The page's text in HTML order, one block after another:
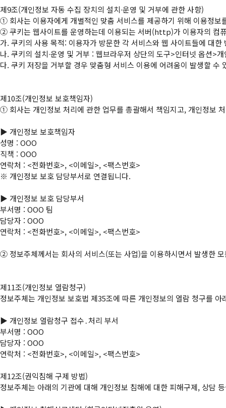
①
② 쿠키는 웹사이트를 운영하는데 이용되는 서버(http)가 이용자의 컴
가. 쿠키의 사용 목적: 이용자가 방문한 각 서비스와 웹 사이트들에 대
나. 쿠키의 설치∙운영 및 거부 : 웹브라우저 상단의 도구>인터넷 옵션>
다. 쿠키 저장을 거부할 경우 맞춤형 서비스 이용에 어려움이 발생할 수
① 회사는 개인정보 처리에 관한 업무를 총괄해서 책임지고, 개인정보
▶ 개인정보 보호책임자
성명 : OOO
직책 : OOO
연락처 : <전화번호>, <이메일>, <팩스번호>
※ 개인정보 보호 담당부서로 연결됩니다.
▶ 개인정보 보호 담당부서
부서명 : OOO 팀
담당자 : OOO
연락처 : <전화번호>, <이메일>, <팩스번호>
② 정보주체께서는 회사의 서비스(또는 사업)을 이용하시면서 발생한
제11조(개인정보 열람청구)
정보주체는 개인정보 보호법 제35조에 따른 개인정보의 열람 청구를
▶ 개인정보 열람청구 접수․처리 부서
부서명 : OOO
담당자 : OOO
연락처 : <전화번호>, <이메일>, <팩스번호>
제12조(권익침해 구제 방법)
정보주체는 아래의 기관에 대해 개인정보 침해에 대한 피해구제, 상담